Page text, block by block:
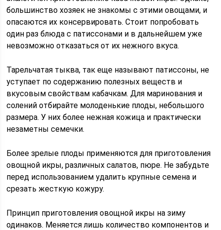
большинство хозяек не знакомы с этими овощами, и
опасаются их консервировать. Стоит попробовать
один раз блюда с патиссонами и в дальнейшем уже
невозможно отказаться от их нежного вкуса.
Тарельчатая тыква, так еще называют патиссоны, не
уступает по содержанию полезных веществ и
вкусовым свойствам кабачкам. Для маринования и
солений отбирайте молоденькие плоды, небольшого
размера. У них более нежная кожица и практически
незаметны семечки.
Более зрелые плоды применяются для приготовления
овощной икры, различных салатов, пюре. Не забудьте
перед использованием удалить крупные семена и
срезать жесткую кожуру.
Принцип приготовления овощной икры на зиму
одинаков. Меняется лишь количество компонентов и